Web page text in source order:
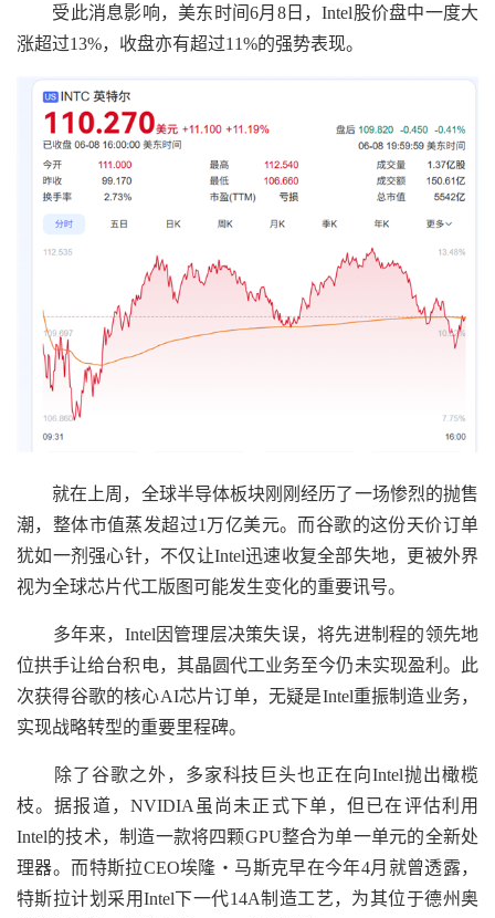
受此消息影响，美东时间6月8日，Intel股价盘中一度大
涨超过13%，收盘亦有超过11%的强势表现。
就在上周，全球半导体板块刚刚经历了一场惨烈的抛售
潮，整体市值蒸发超过1万亿美元。而谷歌的这份天价订单
犹如一剂强心针，不仅让Intel迅速收复全部失地，更被外界
视为全球芯片代工版图可能发生变化的重要讯号。
多年来，Intel因管理层决策失误，将先进制程的领先地
位拱手让给台积电，其晶圆代工业务至今仍未实现盈利。此
次获得谷歌的核心AI芯片订单，无疑是Intel重振制造业务，
实现战略转型的重要里程碑。
除了谷歌之外，多家科技巨头也正在向Intel抛出橄榄
枝。据报道，NVIDIA虽尚未正式下单，但已在评估利用
Intel的技术，制造一款将四颗GPU整合为单一单元的全新处
理器。而特斯拉CEO埃隆・马斯克早在今年4月就曾透露，
特斯拉计划采用Intel下一代14A制造工艺，为其位于德州奥